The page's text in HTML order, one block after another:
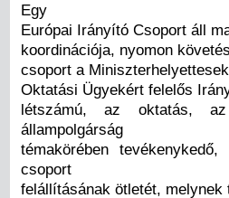
Egy
Európai Irányító Csoport áll
koordinációja, nyomon
csoport a
Oktatási Ügyekért felelős
létszámú, az oktatás,
állampolgárság
témakörében
csoport
felállításának ötletét, melynek